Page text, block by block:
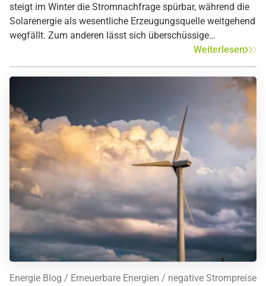
steigt im Winter die Stromnachfrage spürbar, während die
Solarenergie als wesentliche Erzeugungsquelle weitgehend
wegfällt. Zum anderen lässt sich überschüssige
Windstromproduktion, die im Winter gegenüber dem
Sommer an Bedeutung gewinnt, technisch deutlich leichter
drosseln als die zur Mittagszeit massenhaft anfallende
Solarproduktion. Folglich kam es selbst bei kräftiger
Einspeisung nicht zu einem Abrutschen der Preise in den
negativen Bereich.
Weiterlesen
Energie Blog Erneuerbare Energien
negative Strompreise